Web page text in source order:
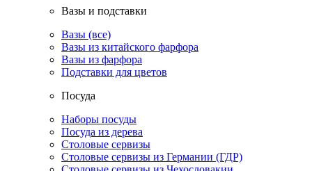
Вазы и подставки
Вазы (все)
Вазы из китайского фарфора
Вазы из фарфора
Подставки для цветов
Посуда
Наборы посуды
Посуда из дерева
Столовые сервизы
Столовые сервизы из Германии (ГДР)